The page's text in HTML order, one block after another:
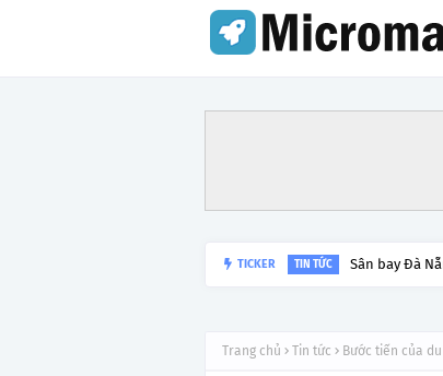
TICKER TIN TỨC Sân bay Đà
Trang chủ Tin tức Bước tiến của